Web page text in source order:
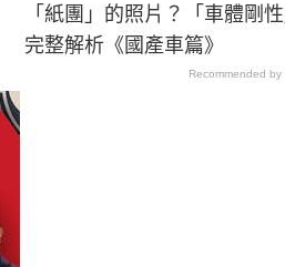
「紙團」的照片？「車體剛
完整解析《國產車篇》
Recommended by